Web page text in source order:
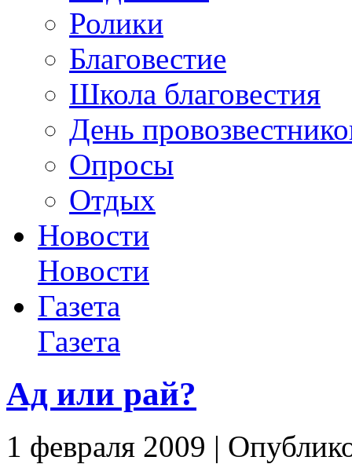
Ролики
Благовестие
Школа благовестия
День
Опросы
Отдых
Новости
Новости
Газета
Газета
Ад или рай?
1 февраля 2009 |